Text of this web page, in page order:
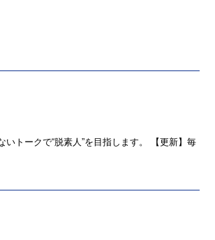
トークで“脱素人”を目指します。 【更新】毎